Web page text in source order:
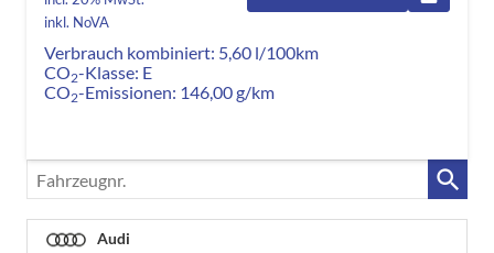
inkl. NoVA
Verbrauch kombiniert: 5,60 l/100km
CO2-Klasse: E
CO2-Emissionen: 146,00 g/km
Fahrzeugnr.
Audi